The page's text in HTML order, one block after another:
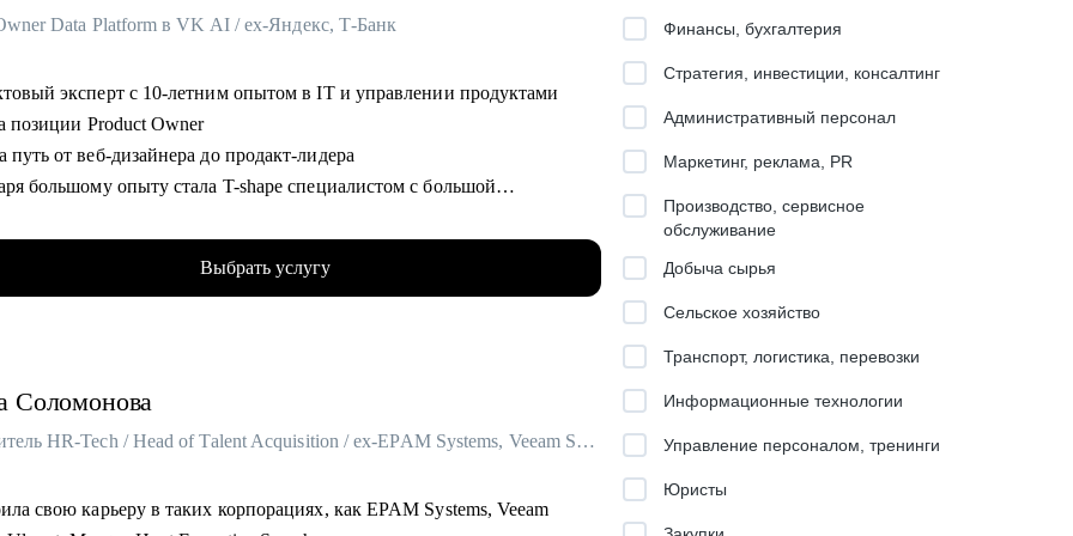
Data Platform в VK AI / ex-Яндекс, Т-Банк
эксперт с 10-летним опытом в IT и управлении продуктами
позиции Product Owner
путь от веб-дизайнера до продакт-лидера
большому опыту стала T-shape специалистом с большой
российский биг-тех и стартапы, 100+ бизнес консультаций
и продуктовой стратегии до экономики и аналитики
менеджеров VK
Выбрать услугу
Соломонова
Руководитель HR-Tech / Head of Talent Acquisition / ex-EPAM Systems, Veeam Software
свою карьеру в таких корпорациях, как EPAM Systems, Veeam
Финансы, бухгалтерия
Стратегия, инвестиции, консалтинг
Административный персонал
Маркетинг, реклама, PR
Производство, сервисное
обслуживание
Добыча сырья
Сельское хозяйство
Транспорт, логистика, перевозки
Информационные технологии
Управление персоналом, тренинги
Юристы